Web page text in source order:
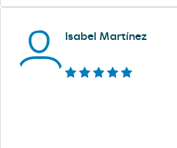
Isabel Martínez